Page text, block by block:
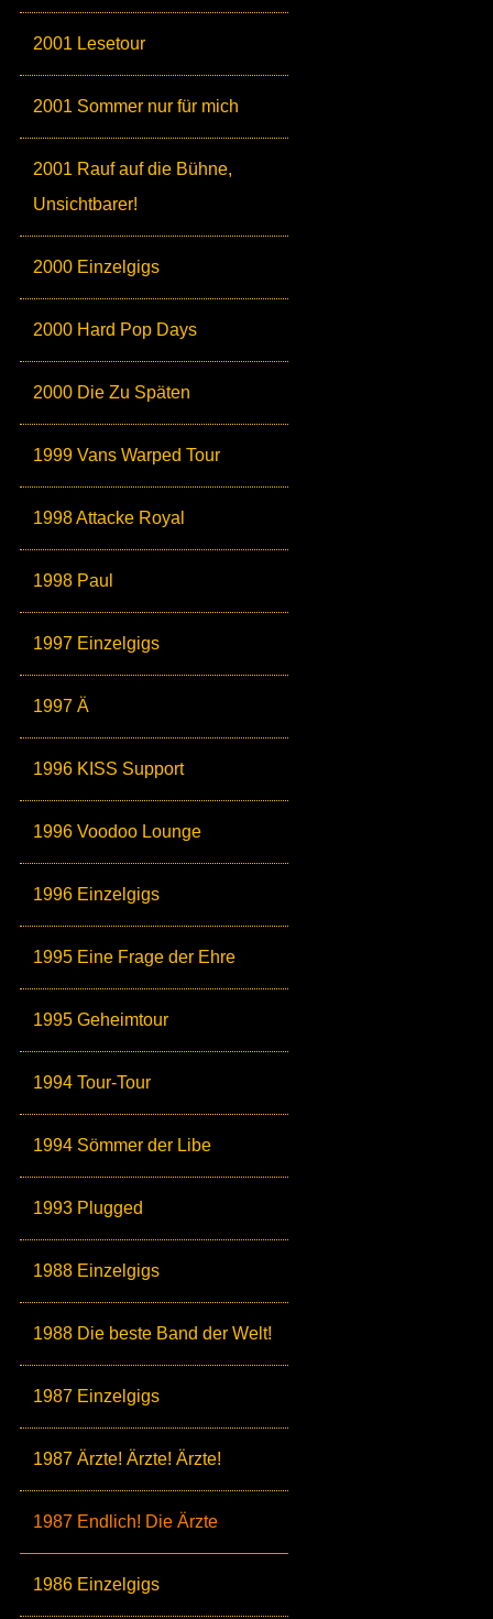
2001 Lesetour
2001 Sommer nur für mich
2001 Rauf auf die Bühne,
Unsichtbarer!
2000 Einzelgigs
2000 Hard Pop Days
2000 Die Zu Späten
1999 Vans Warped Tour
1998 Attacke Royal
1998 Paul
1997 Einzelgigs
1997 Ä
1996 KISS Support
1996 Voodoo Lounge
1996 Einzelgigs
1995 Eine Frage der Ehre
1995 Geheimtour
1994 Tour-Tour
1994 Sömmer der Libe
1993 Plugged
1988 Einzelgigs
1988 Die beste Band der Welt!
1987 Einzelgigs
1987 Ärzte! Ärzte! Ärzte!
1987 Endlich! Die Ärzte
1986 Einzelgigs